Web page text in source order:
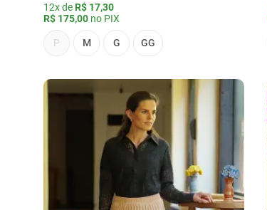
12x de R$ 17,30
R$ 175,00 no PIX
P M G GG